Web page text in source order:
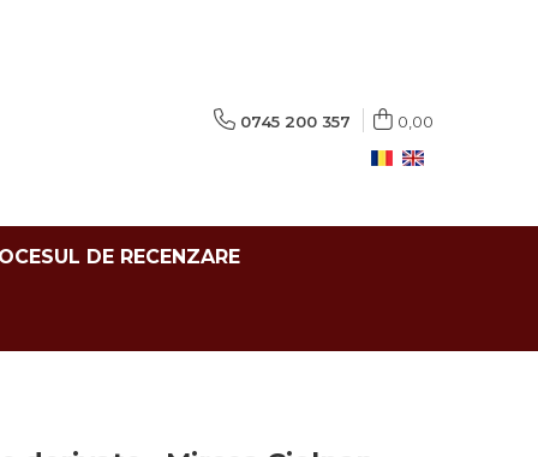
0745 200 357 0,00
DE RECENZARE